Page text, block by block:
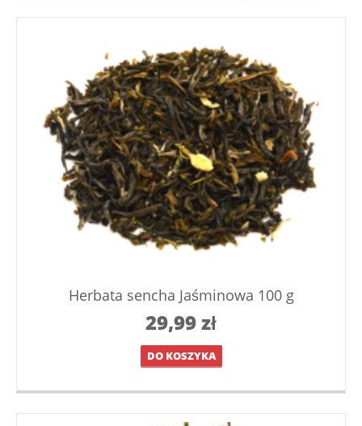
Herbata sencha Jaśminowa 100 g
29,99zł
DO KOSZYKA